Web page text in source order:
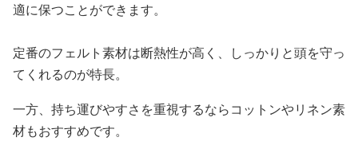
適に保つことができます。
定番のフェルト素材は断熱性が高く、しっかりと頭を守っ
てくれるのが特長。
一方、持ち運びやすさを重視するならコットンやリネン素
材もおすすめです。